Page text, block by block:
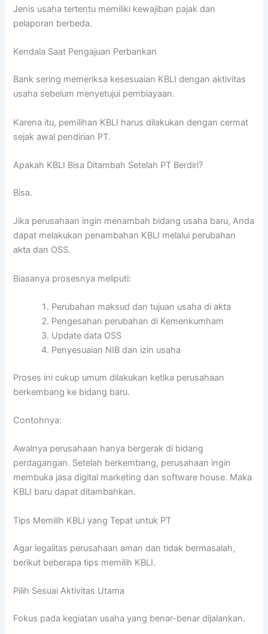
Jenis usaha tertentu memiliki kewajiban pajak dan
pelaporan berbeda.
Kendala Saat Pengajuan Perbankan
Bank sering memeriksa kesesuaian KBLI dengan aktivitas
usaha sebelum menyetujui pembiayaan.
Karena itu, pemilihan KBLI harus dilakukan dengan cermat
sejak awal pendirian PT.
Apakah KBLI Bisa Ditambah Setelah PT Berdiri?
Bisa.
Jika perusahaan ingin menambah bidang usaha baru, Anda
dapat melakukan penambahan KBLI melalui perubahan
akta dan OSS.
Biasanya prosesnya meliputi:
Perubahan maksud dan tujuan usaha di akta
Pengesahan perubahan di Kemenkumham
Update data OSS
Penyesuaian NIB dan izin usaha
Proses ini cukup umum dilakukan ketika perusahaan
berkembang ke bidang baru.
Contohnya:
Awalnya perusahaan hanya bergerak di bidang
perdagangan. Setelah berkembang, perusahaan ingin
membuka jasa digital marketing dan software house. Maka
KBLI baru dapat ditambahkan.
Tips Memilih KBLI yang Tepat untuk PT
Agar legalitas perusahaan aman dan tidak bermasalah,
berikut beberapa tips memilih KBLI.
Pilih Sesuai Aktivitas Utama
Fokus pada kegiatan usaha yang benar-benar dijalankan.